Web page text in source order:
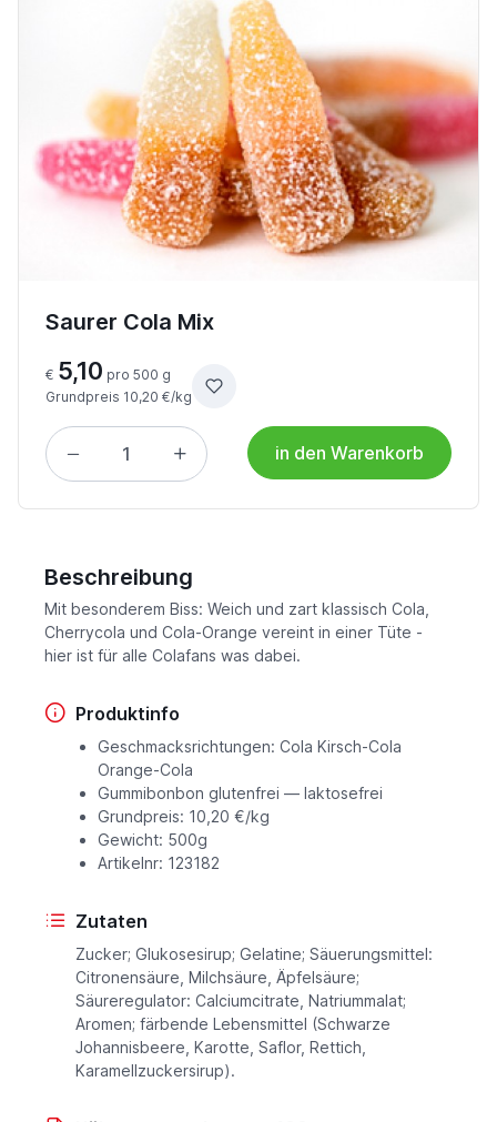
Saurer Cola Mix
€ 5,10 pro 500 g
Grundpreis 10,20 €/kg
in den Warenkorb
Beschreibung
Mit besonderem Biss: Weich und zart klassisch Cola,
Cherrycola und Cola-Orange vereint in einer Tüte -
hier ist für alle Colafans was dabei.
Produktinfo
Geschmacksrichtungen: Cola Kirsch-Cola
Orange-Cola
Gummibonbon glutenfrei — laktosefrei
Grundpreis: 10,20 €/kg
Gewicht: 500g
Artikelnr: 123182
Zutaten
Zucker; Glukosesirup; Gelatine; Säuerungsmittel:
Citronensäure, Milchsäure, Äpfelsäure;
Säureregulator: Calciumcitrate, Natriummalat;
Aromen; färbende Lebensmittel (Schwarze
Johannisbeere, Karotte, Saflor, Rettich,
Karamellzuckersirup).